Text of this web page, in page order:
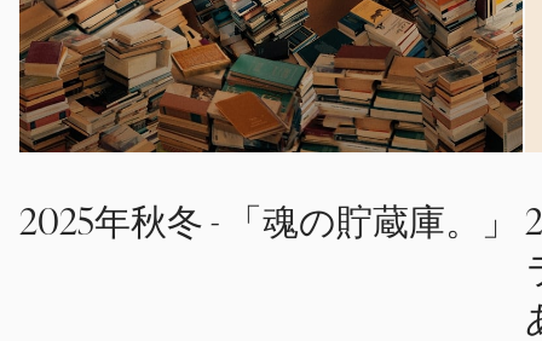
2025年秋冬 - 「魂の貯蔵庫。」